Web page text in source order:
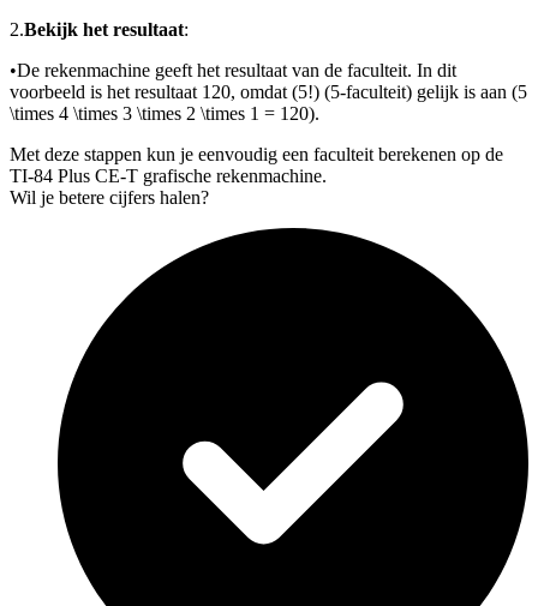
2.Bekijk het resultaat:
•De rekenmachine geeft het resultaat van de faculteit. In dit
voorbeeld is het resultaat 120, omdat (5!) (5-faculteit) gelijk is aan (5
\times 4 \times 3 \times 2 \times 1 = 120).
Met deze stappen kun je eenvoudig een faculteit berekenen op de
TI-84 Plus CE-T grafische rekenmachine.
Wil je betere cijfers halen?